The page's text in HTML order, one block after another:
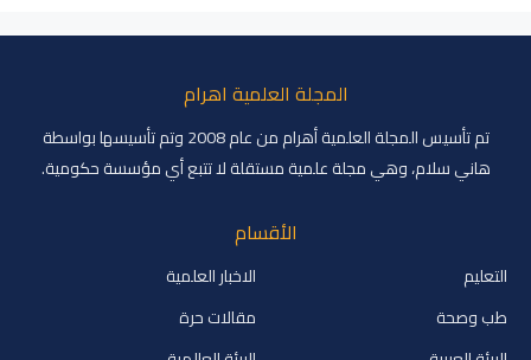
المجلة العلمية اهرام
تم تأسيس المجلة العلمية أهرام من عام 2008 وتم تأسيسها بواسطة
هاني سلام، وهي مجلة علمية مستقلة لا تتبع أي مؤسسة حكومية.
الأقسام
التعليم
الاخبار العلمية
طب وصحة
مقالات حرة